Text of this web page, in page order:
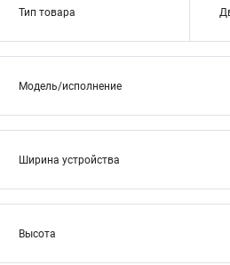
Тип товара
Модель/исполнение
Ширина устройства
Высота